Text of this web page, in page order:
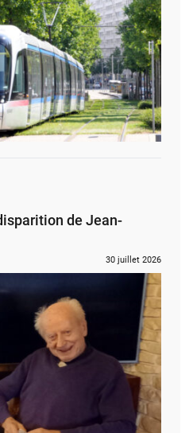
de Jean-
30 juillet 2026